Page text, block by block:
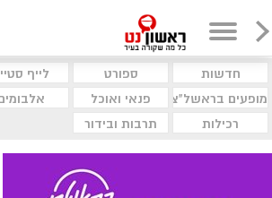
חדשות ספורט לייף
מופעים בראשל"צ
פנאי ואוכל
רכילות
תרבות ובידור